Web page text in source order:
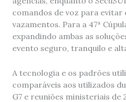
comandos de voz para evitar
vazamentos. Para a 47ª
expandindo ambas as
evento seguro, tranquilo e
A tecnologia e os padrões
comparáveis ​​aos utilizados
G7 e reuniões ministeriais de